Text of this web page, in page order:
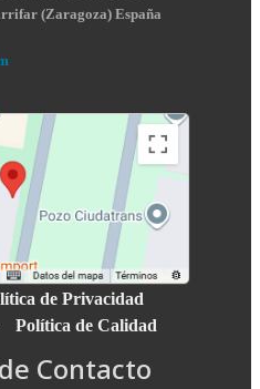
(Zaragoza) España
de Privacidad
Política de Calidad
Contacto